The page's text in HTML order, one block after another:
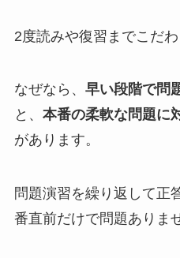
2度読みや復習までこだ
なぜなら、 早い段階で問
と、 本番の柔軟な問題に
があります。
問題演習を繰り返して正
番直前だけで問題ありま